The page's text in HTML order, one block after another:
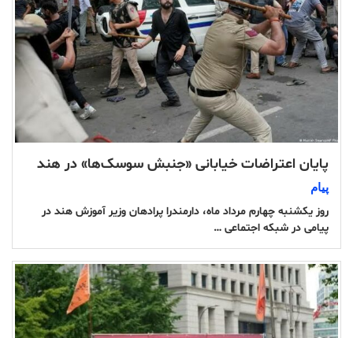
پایان اعتراضات خیابانی «جنبش سوسک‌ها» در هند
پیام
روز یکشنبه چهارم مرداد ماه، دارمندرا پرادهان وزیر آموزش هند در
پیامی در شبکه اجتماعی …